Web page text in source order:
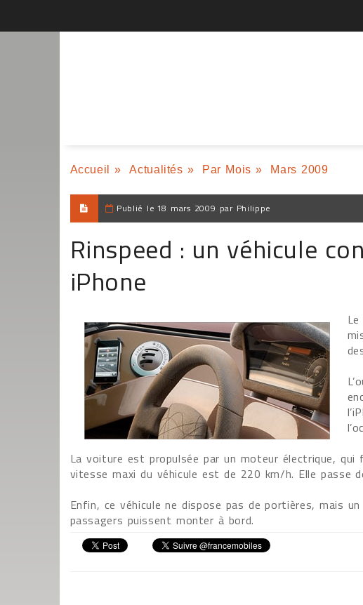
Accueil » Actualités » Par Mois » Mars 2009
Publié le 18 mars 2009 par Philippe
Rinspeed : un véhicule
iPhone
La voiture est propulsée par un moteur électrique,
vitesse maxi du véhicule est de 220 km/h. Elle passe
Enfin, ce véhicule ne dispose pas de portières, mais
passagers puissent monter à bord.